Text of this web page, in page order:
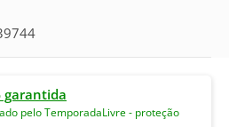
garantida
pelo TemporadaLivre - proteção